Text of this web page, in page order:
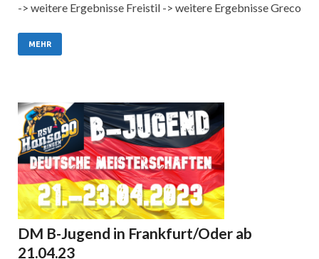
-> weitere Ergebnisse Freistil -> weitere Ergebnisse Greco
MEHR
DM B-Jugend in Frankfurt/Oder ab
21.04.23